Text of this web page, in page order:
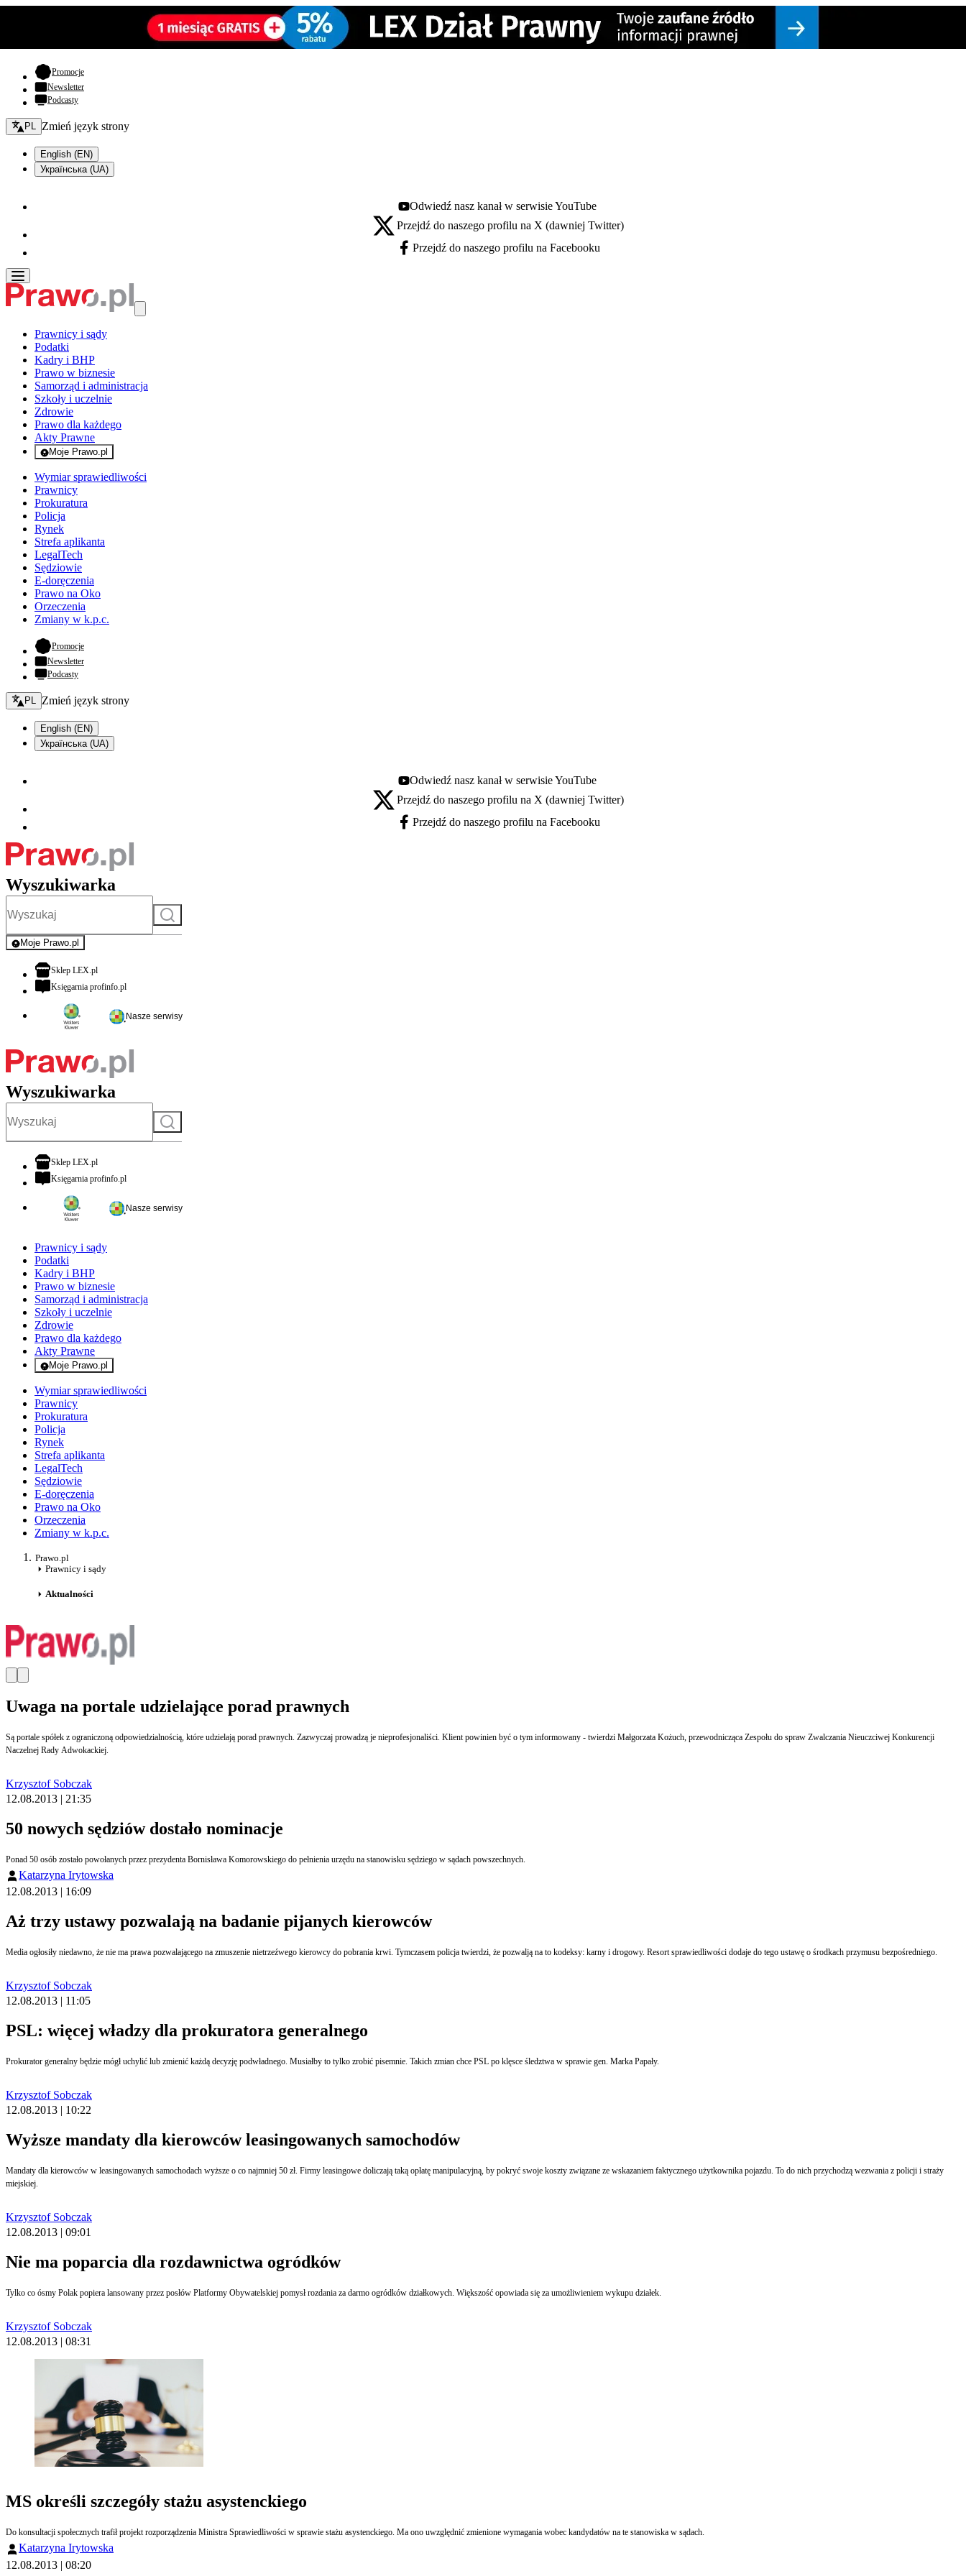
Promocje- otwiera się w nowej karcie
Newsletter
Podcasty
Zmień język - bieżący:
PL Zmień język strony
English (EN)
Українська (UA)
Youtube - otwiera się w nowej karcie
Odwiedź nasz kanał w serwisie YouTube
X - otwiera się w nowej karcie
Przejdź do naszego profilu na X (dawniej Twitter)
Facebook - otwiera się w nowej karcie
Przejdź do naszego profilu na Facebooku
Prawnicy i sądy
Podatki
Kadry i BHP
Prawo w biznesie
Samorząd i administracja
Szkoły i uczelnie
Zdrowie
Prawo dla każdego
Akty Prawne
Moje Prawo.pl
- rejestracja i logowanie do serwisu
Wymiar sprawiedliwości
Prawnicy
Prokuratura
Policja
Rynek
Strefa aplikanta
LegalTech
Sędziowie
E-doręczenia
Prawo na Oko
Orzeczenia
Zmiany w k.p.c.
Promocje- otwiera się w nowej karcie
Newsletter
Podcasty
Zmień język - bieżący:
PL Zmień język strony
English (EN)
Українська (UA)
Youtube - otwiera się w nowej karcie
Odwiedź nasz kanał w serwisie YouTube
X - otwiera się w nowej karcie
Przejdź do naszego profilu na X (dawniej Twitter)
Facebook - otwiera się w nowej karcie
Przejdź do naszego profilu na Facebooku
Wyszukiwarka
Szukaj
Moje Prawo.pl
- rejestracja i logowanie do serwisu
Sklep LEX.plotwiera się w nowej karcie
Księgarnia profinfo.plotwiera się w nowej karcie
Nasze serwisy
Wyszukiwarka
Szukaj
Sklep LEX.plotwiera się w nowej karcie
Księgarnia profinfo.plotwiera się w nowej karcie
Nasze serwisy
Prawnicy i sądy
Podatki
Kadry i BHP
Prawo w biznesie
Samorząd i administracja
Szkoły i uczelnie
Zdrowie
Prawo dla każdego
Akty Prawne
Moje Prawo.pl
- rejestracja i logowanie do serwisu
Wymiar sprawiedliwości
Prawnicy
Prokuratura
Policja
Rynek
Strefa aplikanta
LegalTech
Sędziowie
E-doręczenia
Prawo na Oko
Orzeczenia
Zmiany w k.p.c.
Prawo.pl
Prawnicy i sądy
Aktualności
Uwaga na portale udzielające porad prawnych
Są portale spółek z ograniczoną odpowiedzialnością, które udzielają porad prawnych. Zazwyczaj prowadzą je nieprofesjonaliści. Klient powinien być o tym informowany - twierdzi Małgorzata Kożuch, przewodnicząca Zespołu do spraw Zwalczania Nieuczciwej Konkurencji
Naczelnej Rady Adwokackiej.
Krzysztof Sobczak
12.08.2013 | 21:35
50 nowych sędziów dostało nominacje
Ponad 50 osób zostało powołanych przez prezydenta Bornisława Komorowskiego do pełnienia urzędu na stanowisku sędziego w sądach powszechnych.
Katarzyna Irytowska
12.08.2013 | 16:09
Aż trzy ustawy pozwalają na badanie pijanych kierowców
Media ogłosiły niedawno, że nie ma prawa pozwalającego na zmuszenie nietrzeźwego kierowcy do pobrania krwi. Tymczasem policja twierdzi, że pozwalją na to kodeksy: karny i drogowy. Resort sprawiedliwości dodaje do tego ustawę o środkach przymusu bezpośredniego.
Krzysztof Sobczak
12.08.2013 | 11:05
PSL: więcej władzy dla prokuratora generalnego
Prokurator generalny będzie mógł uchylić lub zmienić każdą decyzję podwładnego. Musiałby to tylko zrobić pisemnie. Takich zmian chce PSL po klęsce śledztwa w sprawie gen. Marka Papały.
Krzysztof Sobczak
12.08.2013 | 10:22
Wyższe mandaty dla kierowców leasingowanych samochodów
Mandaty dla kierowców w leasingowanych samochodach wyższe o co najmniej 50 zł. Firmy leasingowe doliczają taką opłatę manipulacyjną, by pokryć swoje koszty związane ze wskazaniem faktycznego użytkownika pojazdu. To do nich przychodzą wezwania z policji i straży
miejskiej.
Krzysztof Sobczak
12.08.2013 | 09:01
Nie ma poparcia dla rozdawnictwa ogródków
Tylko co ósmy Polak popiera lansowany przez posłów Platformy Obywatelskiej pomysł rozdania za darmo ogródków działkowych. Większość opowiada się za umożliwieniem wykupu działek.
Krzysztof Sobczak
12.08.2013 | 08:31
MS określi szczegóły stażu asystenckiego
Do konsultacji społecznych trafił projekt rozporządzenia Ministra Sprawiedliwości w sprawie stażu asystenckiego. Ma ono uwzględnić zmienione wymagania wobec kandydatów na te stanowiska w sądach.
Katarzyna Irytowska
12.08.2013 | 08:20